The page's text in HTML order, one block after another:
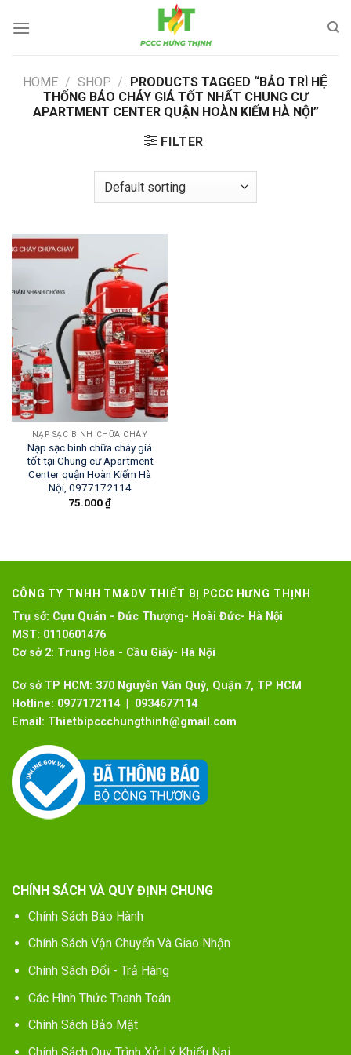
HOME / SHOP / PRODUCTS TAGGED “BẢO TRÌ HỆ
THỐNG BÁO CHÁY GIÁ TỐT NHẤT CHUNG CƯ
APARTMENT CENTER QUẬN HOÀN KIẾM HÀ NỘI”
FILTER
NẠP SẠC BÌNH CHỮA CHÁY
Nạp sạc bình chữa cháy giá
tốt tại Chung cư Apartment
Center quận Hoàn Kiếm Hà
Nội, 0977172114
75.000₫
CÔNG TY TNHH TM&DV THIẾT BỊ PCCC HƯNG THỊNH
Trụ sở: Cựu Quán - Đức Thượng- Hoài Đức- Hà Nội
MST: 0110601476
Cơ sở 2: Trung Hòa - Cầu Giấy- Hà Nội
Cơ sở TP HCM: 370 Nguyễn Văn Quỳ, Quận 7, TP HCM
Hotline: 0977172114 | 0934677114
Email: Thietbipccchungthinh@gmail.com
CHÍNH SÁCH VÀ QUY ĐỊNH CHUNG
Chính Sách Bảo Hành
Chính Sách Vận Chuyển Và Giao Nhận
Chính Sách Đổi - Trả Hàng
Các Hình Thức Thanh Toán
Chính Sách Bảo Mật